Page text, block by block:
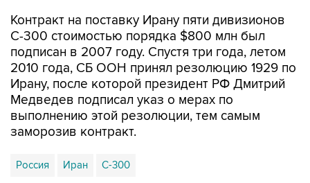
Контракт на поставку Ирану пяти дивизионов
С-300 стоимостью порядка $800 млн был
подписан в 2007 году. Спустя три года, летом
2010 года, СБ ООН принял резолюцию 1929 по
Ирану, после которой президент РФ Дмитрий
Медведев подписал указ о мерах по
выполнению этой резолюции, тем самым
заморозив контракт.
Россия Иран С-300